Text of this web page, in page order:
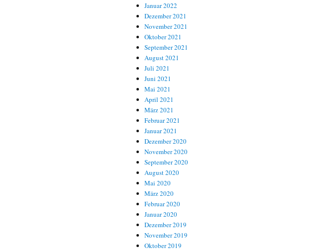
Januar 2022
Dezember 2021
November 2021
Oktober 2021
September 2021
August 2021
Juli 2021
Juni 2021
Mai 2021
April 2021
März 2021
Februar 2021
Januar 2021
Dezember 2020
November 2020
September 2020
August 2020
Mai 2020
März 2020
Februar 2020
Januar 2020
Dezember 2019
November 2019
Oktober 2019